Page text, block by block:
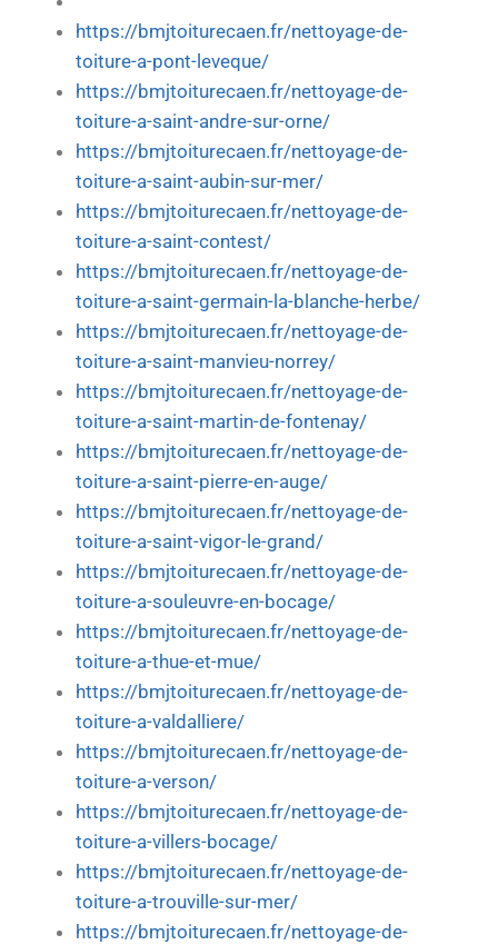
https://bmjtoiturecaen.fr/nettoyage-de-
toiture-a-pont-leveque/
https://bmjtoiturecaen.fr/nettoyage-de-
toiture-a-saint-andre-sur-orne/
https://bmjtoiturecaen.fr/nettoyage-de-
toiture-a-saint-aubin-sur-mer/
https://bmjtoiturecaen.fr/nettoyage-de-
toiture-a-saint-contest/
https://bmjtoiturecaen.fr/nettoyage-de-
toiture-a-saint-germain-la-blanche-herbe/
https://bmjtoiturecaen.fr/nettoyage-de-
toiture-a-saint-manvieu-norrey/
https://bmjtoiturecaen.fr/nettoyage-de-
toiture-a-saint-martin-de-fontenay/
https://bmjtoiturecaen.fr/nettoyage-de-
toiture-a-saint-pierre-en-auge/
https://bmjtoiturecaen.fr/nettoyage-de-
toiture-a-saint-vigor-le-grand/
https://bmjtoiturecaen.fr/nettoyage-de-
toiture-a-souleuvre-en-bocage/
https://bmjtoiturecaen.fr/nettoyage-de-
toiture-a-thue-et-mue/
https://bmjtoiturecaen.fr/nettoyage-de-
toiture-a-valdalliere/
https://bmjtoiturecaen.fr/nettoyage-de-
toiture-a-verson/
https://bmjtoiturecaen.fr/nettoyage-de-
toiture-a-villers-bocage/
https://bmjtoiturecaen.fr/nettoyage-de-
toiture-a-trouville-sur-mer/
https://bmjtoiturecaen.fr/nettoyage-de-